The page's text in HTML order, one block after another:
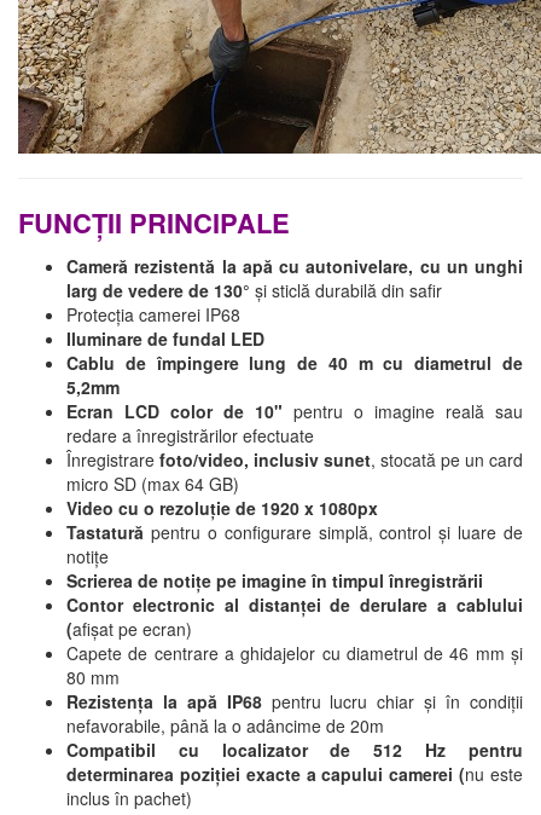
FUNCȚII PRINCIPALE
Cameră rezistentă la apă cu autonivelare, cu un unghi
larg de vedere de 130° și sticlă durabilă din safir
Protecția camerei IP68
Iluminare de fundal LED
Cablu de împingere lung de 40 m cu diametrul de
5,2mm
Ecran LCD color de 10" pentru o imagine reală sau
redare a înregistrărilor efectuate
Înregistrare foto/video, inclusiv sunet, stocată pe un card
micro SD (max 64 GB)
Video cu o rezoluție de 1920 x 1080px
Tastatură pentru o configurare simplă, control și luare de
notițe
Scrierea de notițe pe imagine în timpul înregistrării
Contor electronic al distanței de derulare a cablului
(afișat pe ecran)
Capete de centrare a ghidajelor cu diametrul de 46 mm și
80 mm
Rezistența la apă IP68pentru lucru chiar și în condiții
nefavorabile, până la o adâncime de 20m
Compatibil cu localizator de 512 Hz pentru
determinarea poziției exacte a capului camerei (nu este
inclus în pachet)